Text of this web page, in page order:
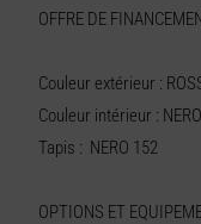
OFFRE DE
Couleur extérieur :
Couleur intérieur :
Tapis : NERO 152
OPTIONS ET